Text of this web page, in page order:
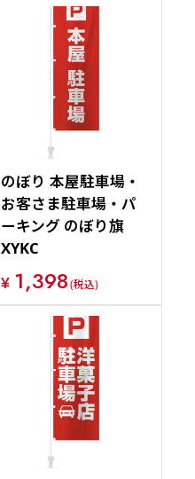
のぼり 本屋駐車場・
お客さま駐車場・パ
ーキング のぼり旗
XYKC
¥ 1,398(税込)